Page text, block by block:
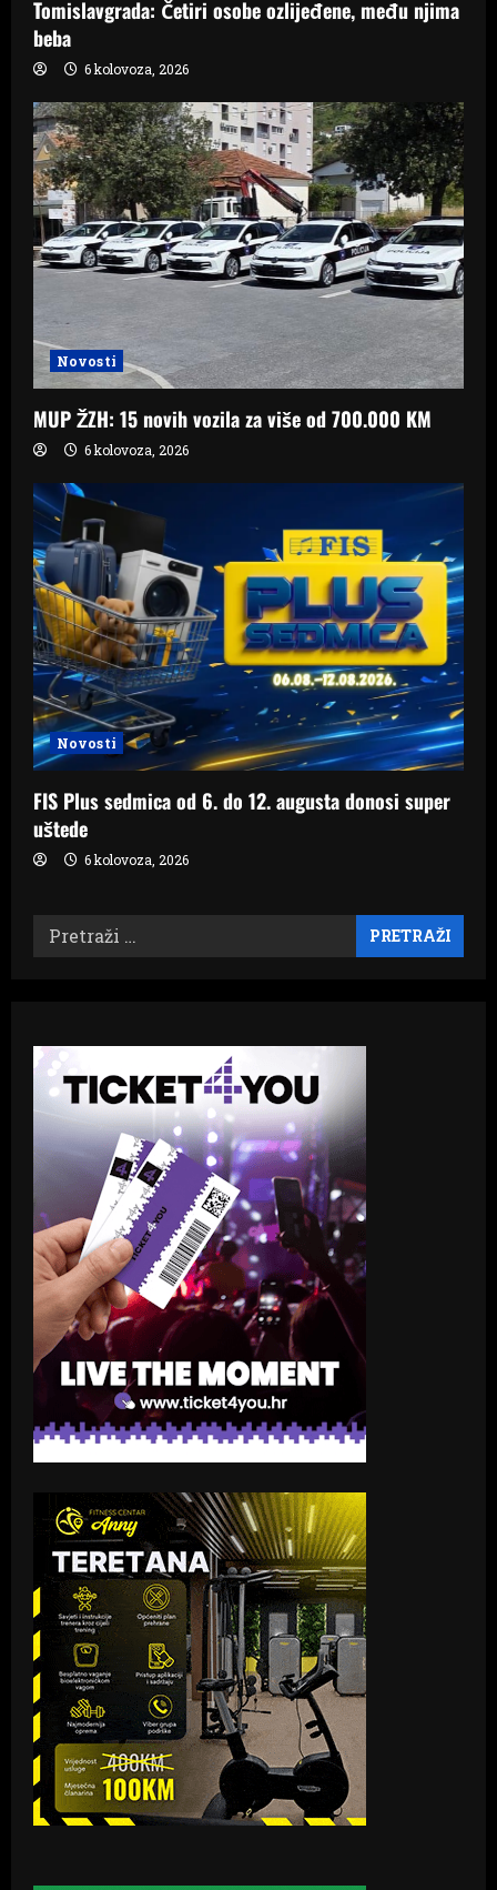
n
Tomislavgrada: Četiri osobe ozlijeđene, među njima
beba
6 kolovoza, 2026
Novosti
MUP ŽZH: 15 novih vozila za više od 700.000 KM
6 kolovoza, 2026
Novosti
FIS Plus sedmica od 6. do 12. augusta donosi super
uštede
6 kolovoza, 2026
Pretraži: